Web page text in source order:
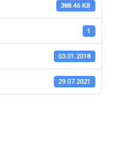
388.46 KB
1
03.01.2018
29.07.2021